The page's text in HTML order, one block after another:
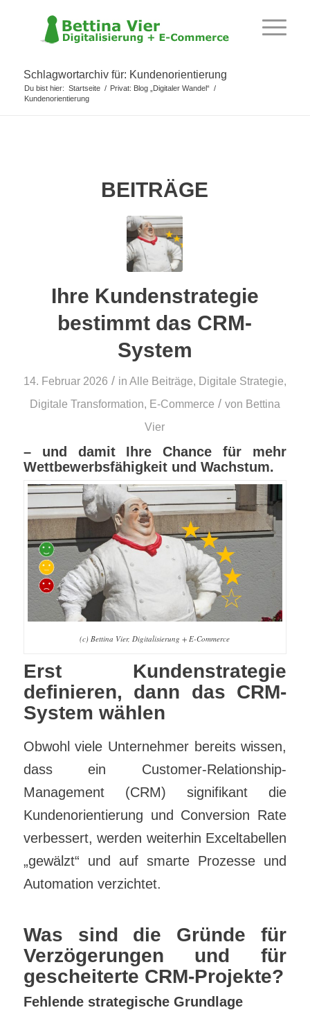
Schlagwortarchiv für: Kundenorientierung
Du bist hier: Startseite / Privat: Blog „Digitaler Wandel“ /
Kundenorientierung
BEITRÄGE
Ihre Kundenstrategie
bestimmt das CRM-
System
14. Februar 2026 / in Alle Beiträge, Digitale Strategie,
Digitale Transformation, E-Commerce / von Bettina
Vier
– und damit Ihre Chance für mehr
Wettbewerbsfähigkeit und Wachstum.
(c) Bettina Vier, Digitalisierung + E-Commerce
Erst Kundenstrategie
definieren, dann das CRM-
System wählen
Obwohl viele Unternehmer bereits wissen,
dass ein Customer-Relationship-
Management (CRM) signifikant die
Kundenorientierung und Conversion Rate
verbessert, werden weiterhin Exceltabellen
„gewälzt“ und auf smarte Prozesse und
Automation verzichtet.
Was sind die Gründe für
Verzögerungen und für
gescheiterte CRM-Projekte?
Fehlende strategische Grundlage